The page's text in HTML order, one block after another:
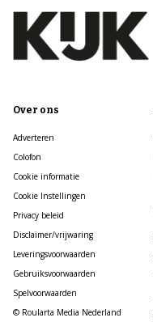
Over ons
Adverteren
Colofon
Cookie informatie
Cookie Instellingen
Privacy beleid
Disclaimer/vrijwaring
Leveringsvoorwaarden
Gebruiksvoorwaarden
Spelvoorwaarden
© Roularta Media Nederland